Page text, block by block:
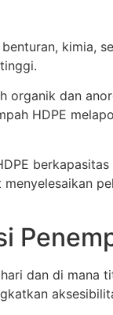
kimia,
organik dan
HDPE
berkapasitas
dan di mana